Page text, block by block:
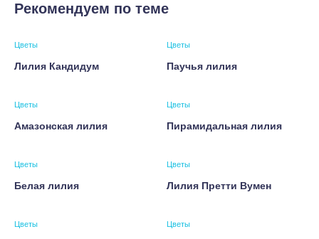
Рекомендуем по теме
Цветы
Лилия Кандидум
Цветы
Паучья лилия
Цветы
Амазонская лилия
Цветы
Пирамидальная лилия
Цветы
Белая лилия
Цветы
Лилия Претти Вумен
Цветы Цветы